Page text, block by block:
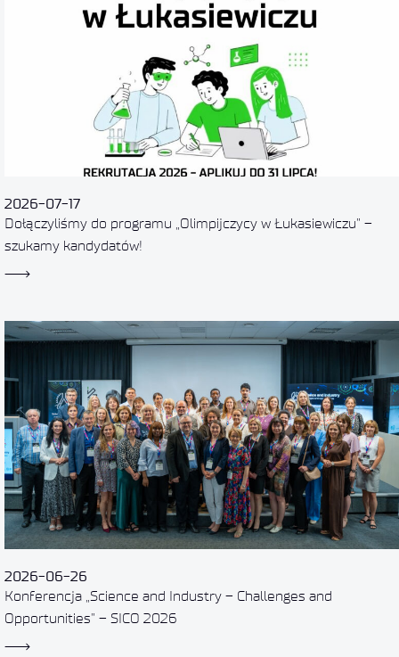
2026-07-17
Dołączyliśmy do programu „Olimpijczycy w Łukasiewiczu” –
szukamy kandydatów!
2026-06-26
Konferencja „Science and Industry – Challenges and
Opportunities” – SICO 2026